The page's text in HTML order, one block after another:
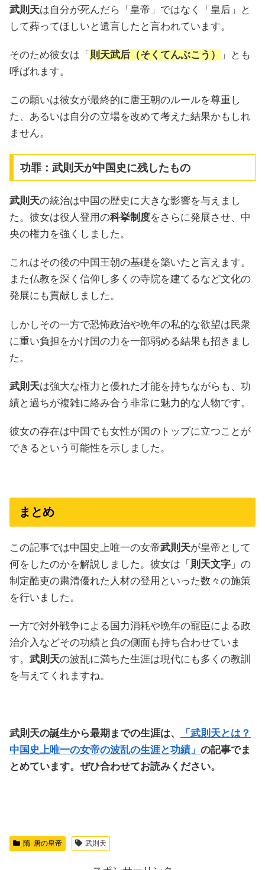
武則天は自分が死んだら「皇帝」ではなく「皇后」と
して葬ってほしいと遺言したと言われています。
そのため彼女は「 則天武后（そくてんぶこう）
」とも
呼ばれます。
この願いは彼女が最終的に唐王朝のルールを尊重し
た、あるいは自分の立場を改めて考えた結果かもしれ
ません。
功罪：武則天が中国史に残したもの
武則天の統治は中国の歴史に大きな影響を与えまし
た。彼女は役人登用の科挙制度をさらに発展させ、中
央の権力を強くしました。
これはその後の中国王朝の基礎を築いたと言えます。
また仏教を深く信仰し多くの寺院を建てるなど文化の
発展にも貢献しました。
しかしその一方で恐怖政治や晩年の私的な欲望は民衆
に重い負担をかけ国の力を一部弱める結果も招きまし
た。
武則天は強大な権力と優れた才能を持ちながらも、功
績と過ちが複雑に絡み合う非常に魅力的な人物です。
彼女の存在は中国でも女性が国のトップに立つことが
できるという可能性を示しました。
まとめ
この記事では中国史上唯一の女帝武則天が皇帝として
何をしたのかを解説しました。彼女は「 則天文字 」の
制定酷吏の粛清優れた人材の登用といった数々の施策
を行いました。
一方で対外戦争による国力消耗や晩年の寵臣による政
治介入などその功績と負の側面も持ち合わせていま
す。 武則天の波乱に満ちた生涯は現代にも多くの教訓
を与えてくれますね。
武則天の誕生から最期までの生涯は、
「武則天とは？
中国史上唯一の女帝の波乱の生涯と功績」 の記事でま
とめています。ぜひ合わせてお読みください。
隋･唐の皇帝 武則天